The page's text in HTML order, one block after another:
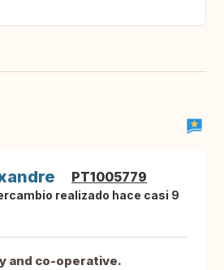
PT1005779
realizado hace casi 9
and co-operative.